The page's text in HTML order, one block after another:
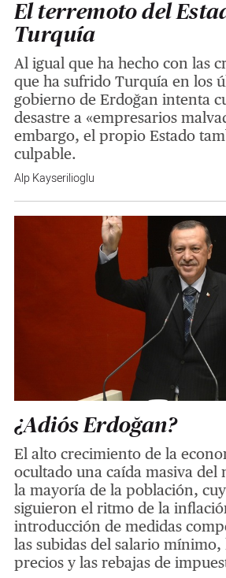
El terremoto del
Turquía
Al igual que ha hecho con las
que ha sufrido Turquía en los
gobierno de Erdoğan intenta
desastre a «empresarios
embargo, el propio Estado
culpable.
Alp Kayserilioglu
¿Adiós Erdoğan?
El alto crecimiento de la
ocultado una caída masiva del
la mayoría de la población,
siguieron el ritmo de la
introducción de medidas
las subidas del salario
precios y las rebajas de